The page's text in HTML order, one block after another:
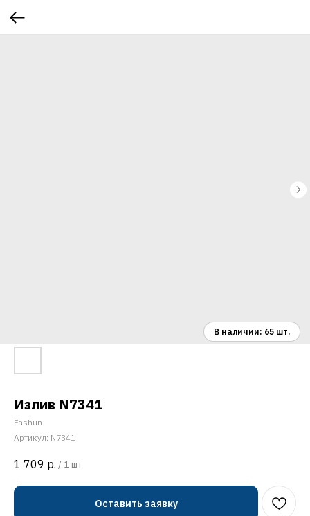
Излив N7341
Fashun
Артикул: N7341
1 709 р. / 1 шт
Оставить заявку